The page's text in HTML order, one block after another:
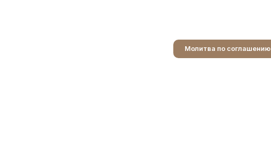
Молитва по соглашению